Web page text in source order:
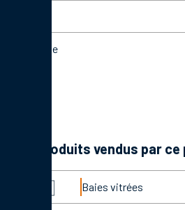
Dimanche
Les produits vendus par
Baies vitrées